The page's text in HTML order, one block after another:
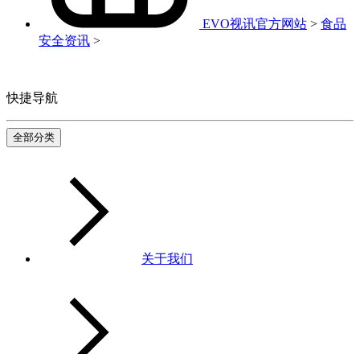
EVO视讯官方网站 > 食品
安全资讯 >
快捷导航
全部分类
关于我们